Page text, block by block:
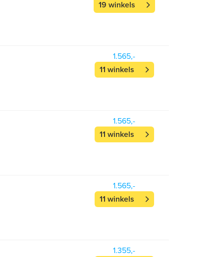
19 winkels
1.565,-
11 winkels
1.565,-
11 winkels
1.565,-
11 winkels
1.355,-